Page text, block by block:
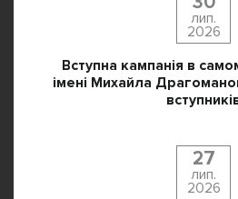
лип.
2026
Вступна кампанія в
імені Михайла
27
лип.
2026